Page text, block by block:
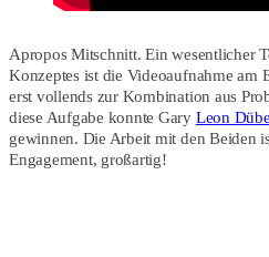
Apropos Mitschnitt. Ein wesentlicher
Konzeptes ist die Videoaufnahme am
erst vollends zur Kombination aus
diese Aufgabe konnte Gary Leon
gewinnen. Die Arbeit mit den Beiden
Engagement, großartig!